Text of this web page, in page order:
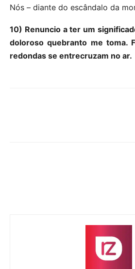
Nós – diante do escândalo da
10) Renuncio a ter um
doloroso quebranto me toma.
redondas se entrecruzam no ar.